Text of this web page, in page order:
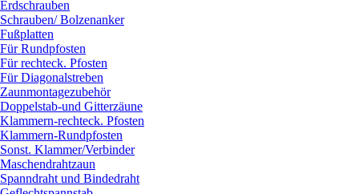
Erdschrauben
Schrauben/Bolzenanker
Fußplatten
Für Rundpfosten
Für rechteck. Pfosten
Für Diagonalstreben
Zaunmontagezubehör
Doppelstab-und Gitterzäune
Klammern-rechteck. Pfosten
Klammern-Rundpfosten
Sonst. Klammer/Verbinder
Maschendrahtzaun
Spanndraht und Bindedraht